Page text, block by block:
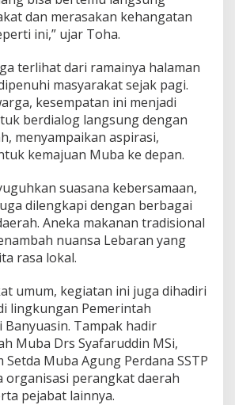
dan merasakan kehangatan
ini,” ujar Toha.
terlihat dari ramainya halaman
masyarakat sejak pagi.
kesempatan ini menjadi
berdialog langsung dengan
menyampaikan aspirasi,
kemajuan Muba ke depan.
suasana kebersamaan,
dilengkapi dengan berbagai
Aneka makanan tradisional
nuansa Lebaran yang
rasa lokal.
umum, kegiatan ini juga dihadiri
lingkungan Pemerintah
Banyuasin. Tampak hadir
Muba Drs Syafaruddin MSi,
Muba Agung Perdana SSTP
organisasi perangkat daerah
pejabat lainnya.